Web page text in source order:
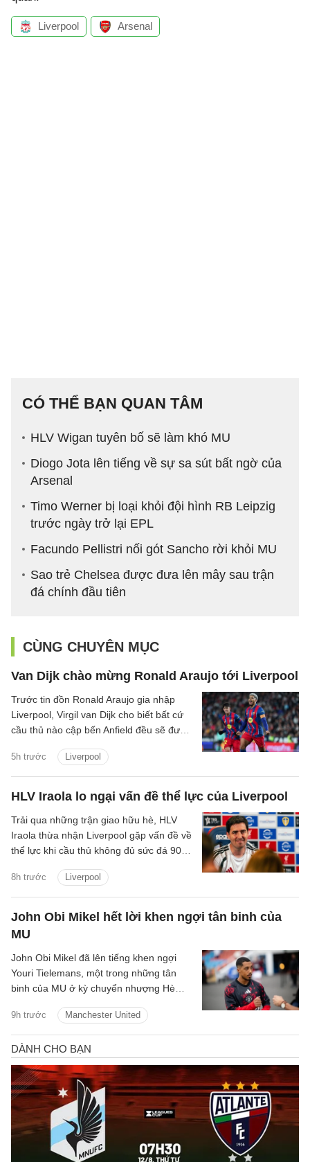
Liverpool Arsenal
CÓ THỂ BẠN QUAN TÂM
HLV Wigan tuyên bố sẽ làm khó MU
Diogo Jota lên tiếng về sự sa sút bất ngờ của
Arsenal
Timo Werner bị loại khỏi đội hình RB Leipzig
trước ngày trở lại EPL
Facundo Pellistri nối gót Sancho rời khỏi MU
Sao trẻ Chelsea được đưa lên mây sau trận
đá chính đầu tiên
CÙNG CHUYÊN MỤC
Van Dijk chào mừng Ronald Araujo tới Liverpool
5h trước Liverpool
Trước tin đồn Ronald Araujo gia nhập
Liverpool, Virgil van Dijk cho biết bất cứ
cầu thủ nào cập bến Anfield đều sẽ được
HLV Iraola lo ngại vấn đề thể lực của Liverpool
8h trước Liverpool
Trải qua những trận giao hữu hè, HLV
Iraola thừa nhận Liverpool gặp vấn đề về
thể lực khi cầu thủ không đủ sức đá 90
John Obi Mikel hết lời khen ngợi tân binh của
MU
9h trước Manchester United
John Obi Mikel đã lên tiếng khen ngợi
Youri Tielemans, một trong những tân
binh của MU ở kỳ chuyển nhượng Hè